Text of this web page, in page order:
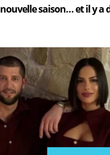
saison… et il y a